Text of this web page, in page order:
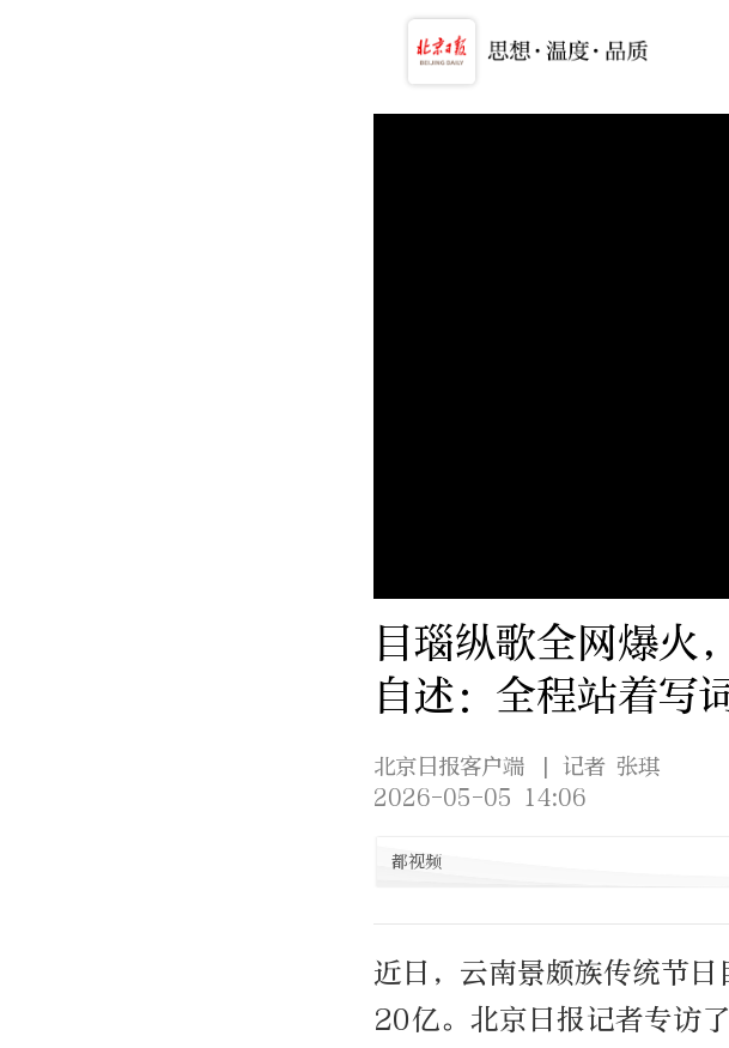
目瑙纵歌全网爆火
自述：全程站着写
北京日报客户端
| 记者 张琪
2026-05-05 14:06
都视频
近日，云南景颇族传统节
20亿。北京日报记者专访